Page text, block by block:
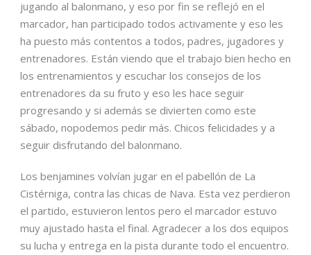
jugando al balonmano, y eso por fin se reflejó en el
marcador, han participado todos activamente y eso les
ha puesto más contentos a todos, padres, jugadores y
entrenadores. Están viendo que el trabajo bien hecho en
los entrenamientos y escuchar los consejos de los
entrenadores da su fruto y eso les hace seguir
progresando y si además se divierten como este
sábado, nopodemos pedir más. Chicos felicidades y a
seguir disfrutando del balonmano.
Los benjamines volvían jugar en el pabellón de La
Cistérniga, contra las chicas de Nava. Esta vez perdieron
el partido, estuvieron lentos pero el marcador estuvo
muy ajustado hasta el final. Agradecer a los dos equipos
su lucha y entrega en la pista durante todo el encuentro.